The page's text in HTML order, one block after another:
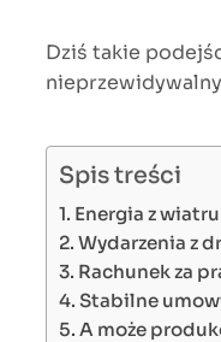
Dziś takie
Spis treści
Energia z
Wydarzenia z
Rachunek za
Stabilne
A może